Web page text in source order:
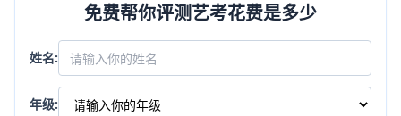
免费帮你评测艺考花费是多少
姓名:
年级: